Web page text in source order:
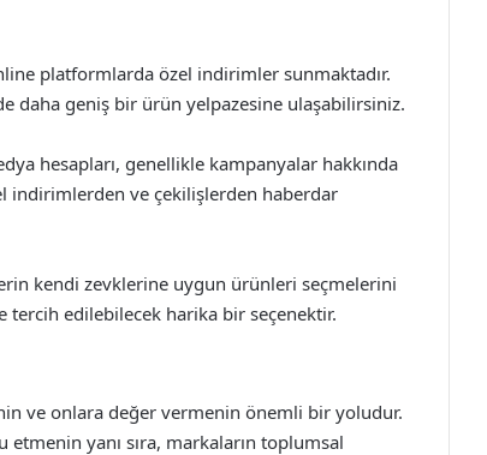
platformlarda özel indirimler sunmaktadır.
daha geniş bir ürün yelpazesine ulaşabilirsiniz.
hesapları, genellikle kampanyalar hakkında
indirimlerden ve çekilişlerden haberdar
kendi zevklerine uygun ürünleri seçmelerini
tercih edilebilecek harika bir seçenektir.
ve onlara değer vermenin önemli bir yoludur.
yanı sıra, markaların toplumsal